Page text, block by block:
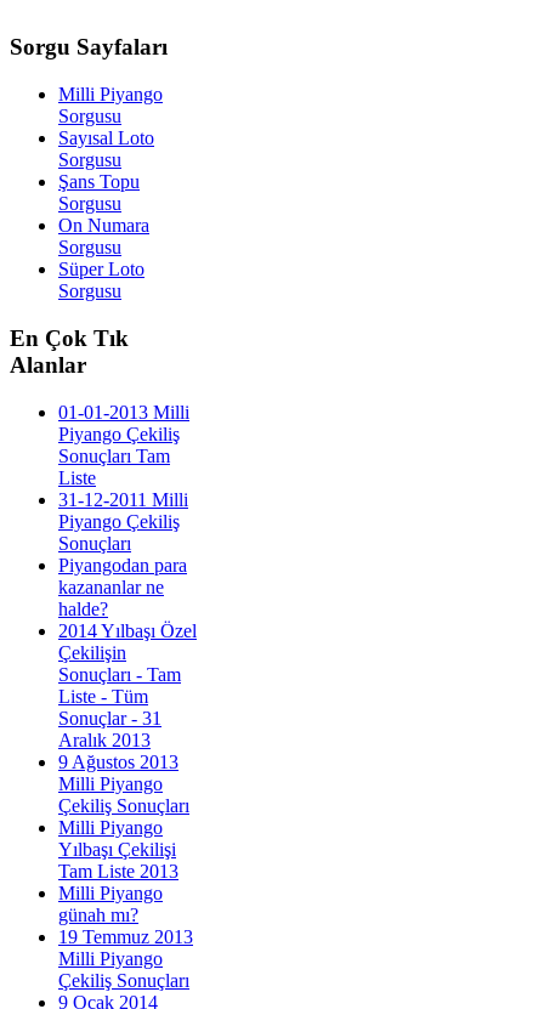
Sorgu Sayfaları
Milli Piyango
Sorgusu
Sayısal Loto
Sorgusu
Şans Topu
Sorgusu
On Numara
Sorgusu
Süper Loto
Sorgusu
En Çok Tık
Alanlar
01-01-2013 Milli
Piyango Çekiliş
Sonuçları Tam
Liste
31-12-2011 Milli
Piyango Çekiliş
Sonuçları
Piyangodan para
kazananlar ne
halde?
2014 Yılbaşı Özel
Çekilişin
Sonuçları - Tam
Liste - Tüm
Sonuçlar - 31
Aralık 2013
9 Ağustos 2013
Milli Piyango
Çekiliş Sonuçları
Milli Piyango
Yılbaşı Çekilişi
Tam Liste 2013
Milli Piyango
günah mı?
19 Temmuz 2013
Milli Piyango
Çekiliş Sonuçları
9 Ocak 2014